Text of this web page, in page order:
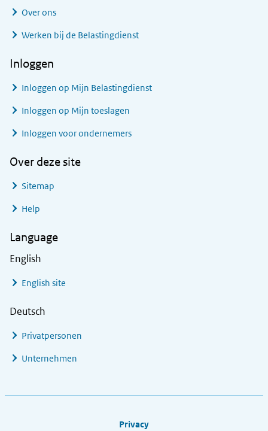
Over ons
Werken bij de Belastingdienst
Inloggen
Inloggen op Mijn Belastingdienst
Inloggen op Mijn toeslagen
Inloggen voor ondernemers
Over deze site
Sitemap
Help
Language
English
English site
Deutsch
Privatpersonen
Unternehmen
Privacy